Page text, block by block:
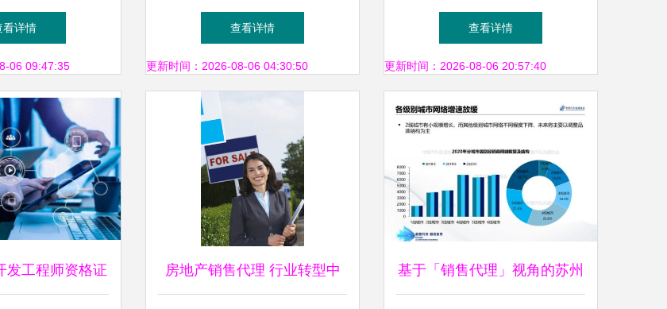
理，共赢未来
看详情
06 09:47:35
到的各种图
查看详情
更新时间：2026-08-06 04:30:50
集成的全产业链布局
查看详情
更新时间：2026-08-06 20:57:40
发工程师资格证 房地产销售代理 行业转型中 基于「销售代理」视角的苏州